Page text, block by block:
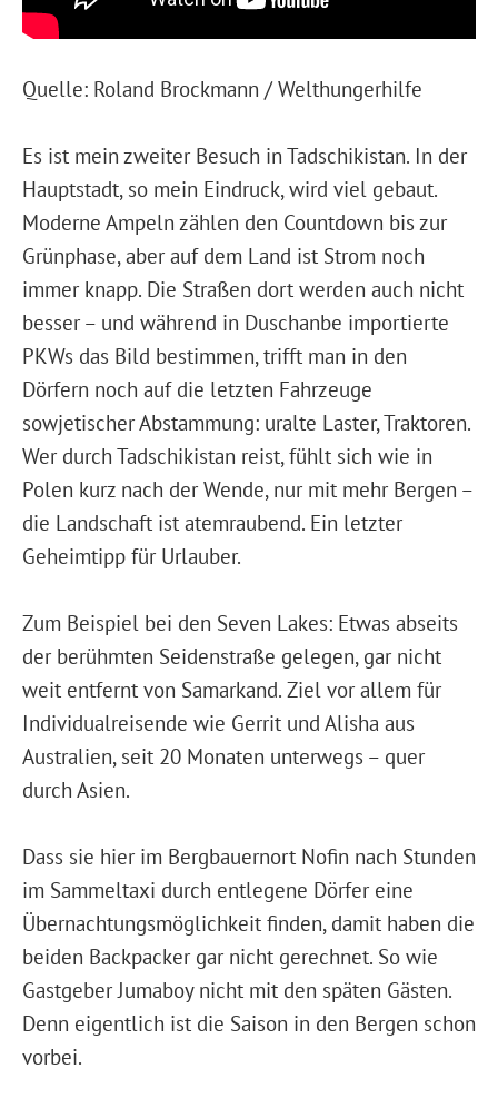
Quelle: Roland Brockmann / Welthungerhilfe
Es ist mein zweiter Besuch in Tadschikistan. In der
Hauptstadt, so mein Eindruck, wird viel gebaut.
Moderne Ampeln zählen den Countdown bis zur
Grünphase, aber auf dem Land ist Strom noch
immer knapp. Die Straßen dort werden auch nicht
besser – und während in Duschanbe importierte
PKWs das Bild bestimmen, trifft man in den
Dörfern noch auf die letzten Fahrzeuge
sowjetischer Abstammung: uralte Laster, Traktoren.
Wer durch Tadschikistan reist, fühlt sich wie in
Polen kurz nach der Wende, nur mit mehr Bergen –
die Landschaft ist atemraubend. Ein letzter
Geheimtipp für Urlauber.
Zum Beispiel bei den Seven Lakes: Etwas abseits
der berühmten Seidenstraße gelegen, gar nicht
weit entfernt von Samarkand. Ziel vor allem für
Individualreisende wie Gerrit und Alisha aus
Australien, seit 20 Monaten unterwegs – quer
durch Asien.
Dass sie hier im Bergbauernort Nofin nach Stunden
im Sammeltaxi durch entlegene Dörfer eine
Übernachtungsmöglichkeit finden, damit haben die
beiden Backpacker gar nicht gerechnet. So wie
Gastgeber Jumaboy nicht mit den späten Gästen.
Denn eigentlich ist die Saison in den Bergen schon
vorbei.